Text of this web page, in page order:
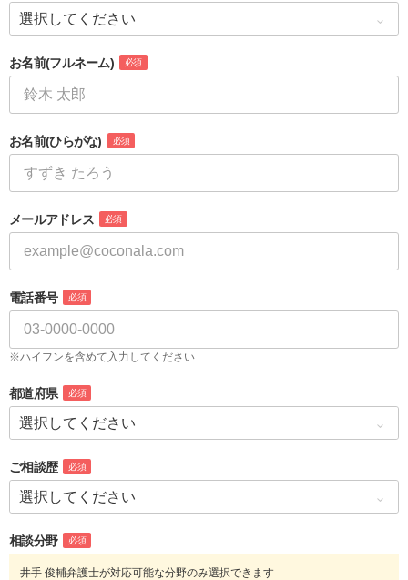
お名前(フルネーム) 必須
お名前(ひらがな) 必須
メールアドレス 必須
電話番号 必須
※ハイフンを含めて入力してください
都道府県 必須
ご相談歴 必須
相談分野 必須
井手 俊輔弁護士が対応可能な分野のみ選択できます